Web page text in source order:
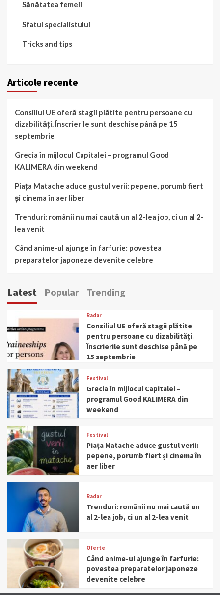
Sănătatea femeii
Sfatul specialistului
Tricks and tips
Articole recente
Consiliul UE oferă stagii plătite pentru persoane cu
dizabilități. Înscrierile sunt deschise până pe 15
septembrie
Grecia în mijlocul Capitalei – programul Good
KALIMERA din weekend
Piața Matache aduce gustul verii: pepene, porumb fiert
și cinema în aer liber
Trenduri: românii nu mai caută un al 2-lea job, ci un al 2-
lea venit
Când anime-ul ajunge în farfurie: povestea
preparatelor japoneze devenite celebre
Latest Popular Trending
Radar
Consiliul UE oferă stagii plătite
pentru persoane cu dizabilități.
Înscrierile sunt deschise până pe
15 septembrie
Festival
Grecia în mijlocul Capitalei –
programul Good KALIMERA din
weekend
Festival
Piața Matache aduce gustul verii:
pepene, porumb fiert și cinema în
aer liber
Radar
Trenduri: românii nu mai caută un
al 2-lea job, ci un al 2-lea venit
Oferte
Când anime-ul ajunge în farfurie:
povestea preparatelor japoneze
devenite celebre